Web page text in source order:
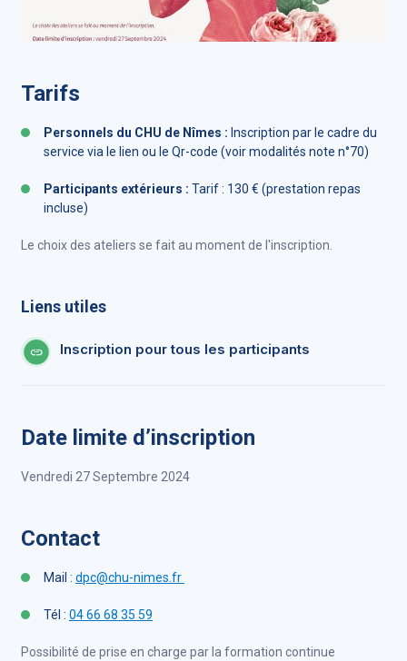
Tarifs
Personnels du CHU de Nîmes : Inscription par le cadre du
service via le lien ou le Qr-code (voir modalités note n°70)
Participants extérieurs : Tarif : 130 € (prestation repas
incluse)
Le choix des ateliers se fait au moment de l'inscription.
Liens utiles
Inscription pour tous les participants
Date limite d’inscription
Vendredi 27 Septembre 2024
Contact
Mail : dpc@chu-nimes.fr
Tél : 04 66 68 35 59
Possibilité de prise en charge par la formation continue